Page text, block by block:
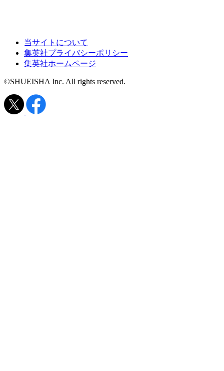
当サイトについて
集英社プライバシーポリシー
集英社ホームページ
©SHUEISHA Inc. All rights reserved.